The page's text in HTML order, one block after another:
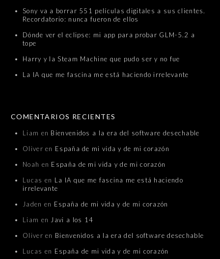
Sony va a borrar 551 películas digitales a sus clientes.
Recordatorio: nunca fueron de ellos
Dónde ver el eclipse: mi app para probar GLM-5.2 a
tope
Harry y la Steam Machine que pudo ser y no fue
La IA que me fascina me está haciendo irrelevante
COMENTARIOS RECIENTES
Liam en Bienvenidos a la era del software desechable
Oliver en España de mi vida y de mi corazón
Noah en España de mi vida y de mi corazón
Lucas en La IA que me fascina me está haciendo
irrelevante
Jaden en España de mi vida y de mi corazón
Liam en Javi a los 14
Oliver en Bienvenidos a la era del software desechable
Lucas en España de mi vida y de mi corazón